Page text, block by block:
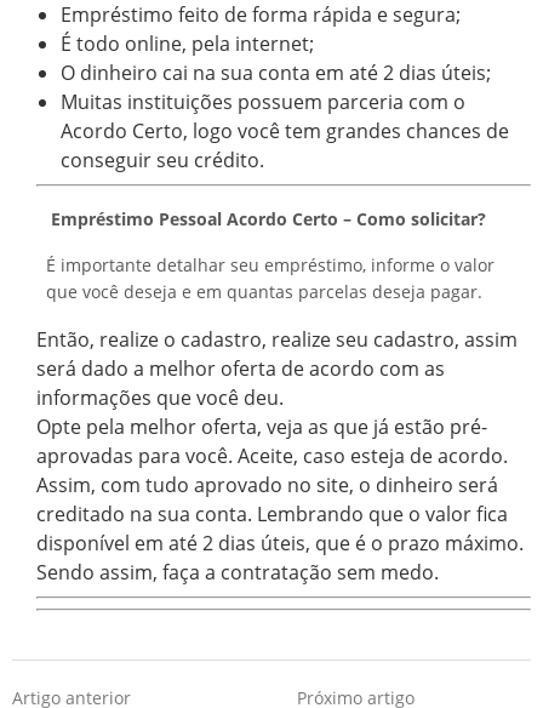
Empréstimo feito de forma rápida e segura;
É todo online, pela internet;
O dinheiro cai na sua conta em até 2 dias úteis;
Muitas instituições possuem parceria com o
Acordo Certo, logo você tem grandes chances de
conseguir seu crédito.
Empréstimo Pessoal Acordo Certo – Como solicitar?
É importante detalhar seu empréstimo, informe o valor
que você deseja e em quantas parcelas deseja pagar.
Então, realize o cadastro, realize seu cadastro, assim
será dado a melhor oferta de acordo com as
informações que você deu.
Opte pela melhor oferta, veja as que já estão pré-
aprovadas para você. Aceite, caso esteja de acordo.
Assim, com tudo aprovado no site, o dinheiro será
creditado na sua conta. Lembrando que o valor fica
disponível em até 2 dias úteis, que é o prazo máximo.
Sendo assim, faça a contratação sem medo.
Artigo anterior Próximo artigo